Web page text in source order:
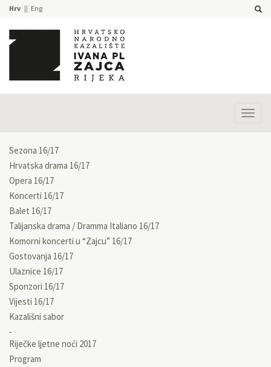
Hrv Eng
Sezona 16/17
Hrvatska drama 16/17
Opera 16/17
Koncerti 16/17
Balet 16/17
Talijanska drama / Dramma Italiano 16/17
Komorni koncerti u “Zajcu” 16/17
Gostovanja 16/17
Ulaznice 16/17
Sponzori 16/17
Vijesti 16/17
Kazališni sabor
Riječke ljetne noći 2017
Program